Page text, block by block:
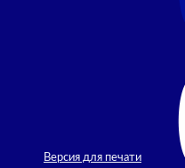
Версия для печати